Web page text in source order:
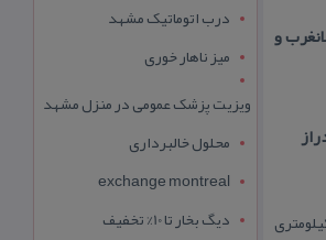
و
درب اتوماتیک مشهد
میز ناهار خوری
ویزیت پزشک عمومی در منزل مشهد
محلول خالبرداری
exchange montreal
دیگ بخار تا 10% تخفیف